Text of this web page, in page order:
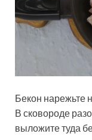
Бекон нарежьте
В сковороде
выложите туда